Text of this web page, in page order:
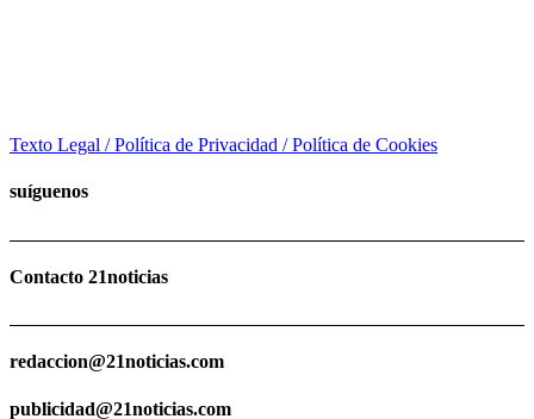
Texto Legal / Política de Privacidad / Política de Cookies
suíguenos
Contacto 21noticias
redaccion@21noticias.com
publicidad@21noticias.com